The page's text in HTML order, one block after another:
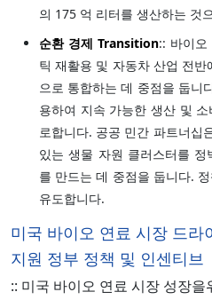
의 175 억 리터를 생산하는 것
순환 경제 Transition:: 바이
틱 재활용 및 자동차 산업 전
으로 통합하는 데 중점을 둡니
용하여 지속 가능한 생산 및
로합니다. 공공 민간 파트너십
있는 생물 자원 클러스터를
를 만드는 데 중점을 둡니다.
유도합니다.
미국 바이오 연료 시장 드라
지원 정부 정책 및 인센티브
:: 미국 바이오 연료 시장 성장